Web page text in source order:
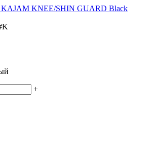
KAJAM KNEE/SHIN GUARD Black
+